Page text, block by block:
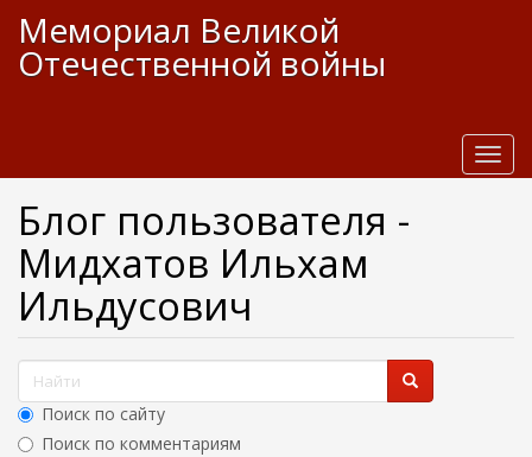
к
Мемориал Великой
Отечественной войны
T
o
v
Блог пользователя -
Мидхатов Ильхам
Ильдусович
Ф
о
р
Поиск по сайту
Поиск по комментариям